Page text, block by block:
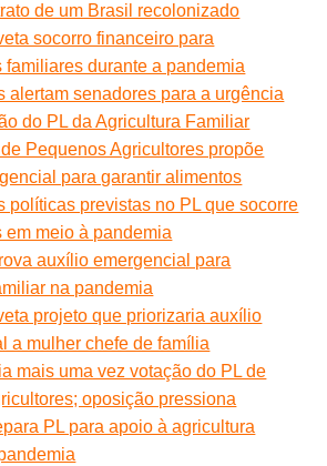
de um Brasil recolonizado
socorro financeiro para
familiares durante a pandemia
alertam senadores para a urgência
do PL da Agricultura Familiar
Pequenos Agricultores propõe
para garantir alimentos
políticas previstas no PL que socorre
em meio à pandemia
auxílio emergencial para
na pandemia
projeto que priorizaria auxílio
a mulher chefe de família
mais uma vez votação do PL de
oposição pressiona
PL para apoio à agricultura